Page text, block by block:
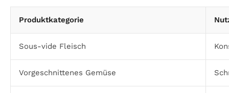
Produktkategorie
Sous-vide Fleisch
Vorgeschnittenes Gemüse